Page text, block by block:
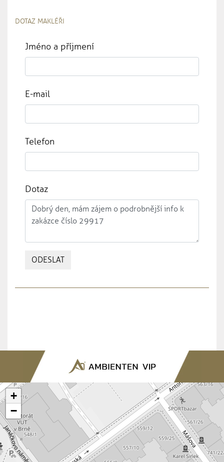
DOTAZ MAKLÉŘI
Jméno a příjmení
E-mail
Telefon
Dotaz
ODESLAT
+
−